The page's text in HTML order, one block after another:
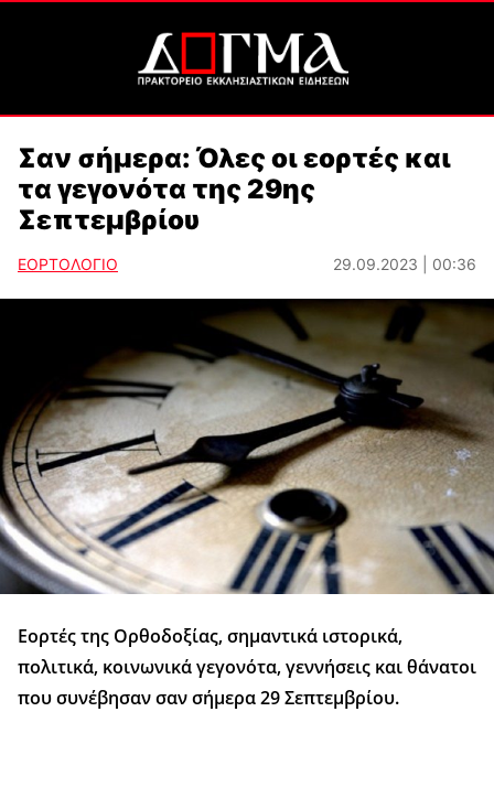
Σαν σήμερα: Όλες οι εορτές και
τα γεγονότα της 29ης
Σεπτεμβρίου
ΕΟΡΤΟΛΟΓΙΟ 29.09.2023 | 00:36
Εορτές της Ορθοδοξίας, σημαντικά ιστορικά,
πολιτικά, κοινωνικά γεγονότα, γεννήσεις και θάνατοι
που συνέβησαν σαν σήμερα 29 Σεπτεμβρίου.